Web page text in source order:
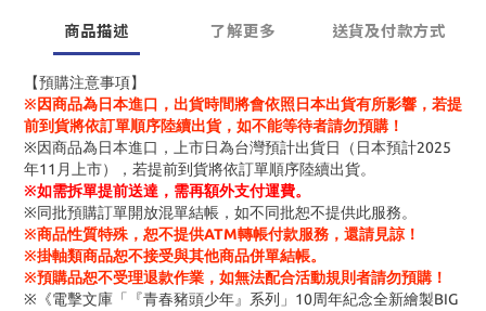
商品描述 了解更多 送貨及付款方式
【預購注意事項】
※因商品為日本進口，出貨時間將會依照日本出貨有所影響，若提
前到貨將依訂單順序陸續出貨，如不能等待者請勿預購！
※因商品為日本進口，上市日為台灣預計出貨日（日本預計2025
年11月上市），若提前到貨將依訂單順序陸續出貨。
※如需拆單提前送達，需再額外支付運費。
※同批預購訂單開放混單結帳，如不同批恕不提供此服務。
※商品性質特殊，恕不提供ATM轉帳付款服務，還請見諒！
※掛軸類商品恕不接受與其他商品併單結帳。
※預購品恕不受理退款作業，如無法配合活動規則者請勿預購！
※《電擊文庫「『青春豬頭少年』系列」10周年紀念全新繪製BIG